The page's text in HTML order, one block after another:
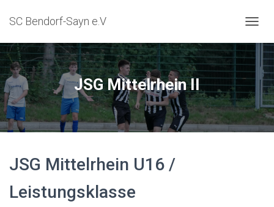
SC Bendorf-Sayn e.V
JSG Mittelrhein II
JSG Mittelrhein U16 /
Leistungsklasse